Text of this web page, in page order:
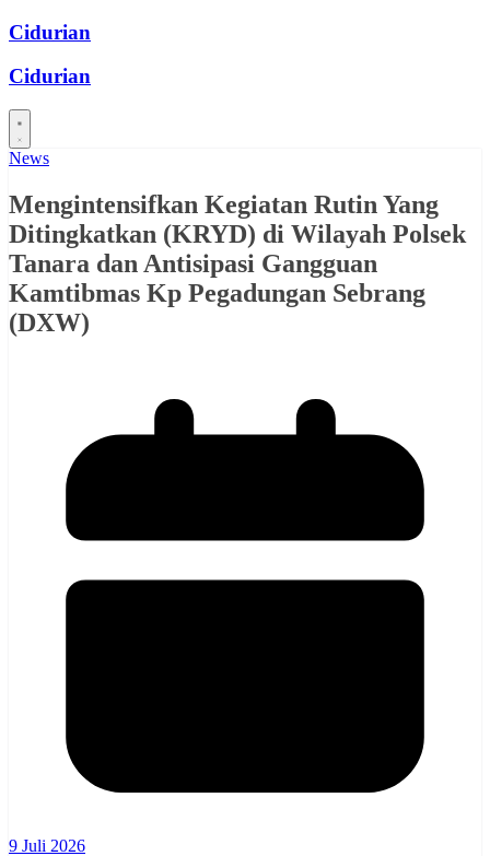
Skip
content
Cidurian
Cidurian
News
Mengintensifkan Kegiatan Rutin Yang
Ditingkatkan (KRYD) di Wilayah Polsek
Tanara dan Antisipasi Gangguan
Kamtibmas Kp Pegadungan Sebrang
(DXW)
9 Juli 2026